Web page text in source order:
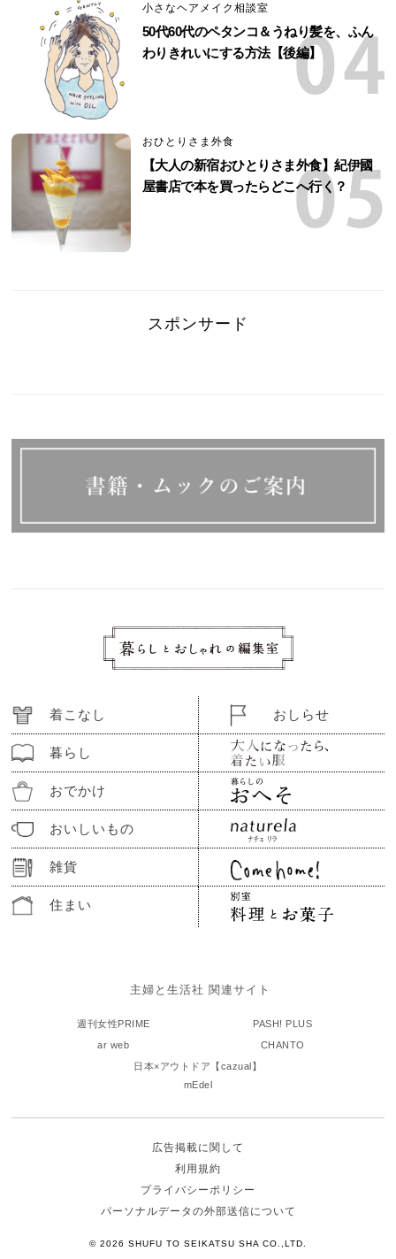
小さなヘアメイク相談室
50代60代のペタンコ＆うねり髪を、ふん
わりきれいにする方法【後編】
おひとりさま外食
【大人の新宿おひとりさま外食】紀伊國
屋書店で本を買ったらどこへ行く？
スポンサード
着こなし
暮らし
おでかけ
おいしいもの
雑貨
住まい
おしらせ
主婦と生活社 関連サイト
週刊女性PRIME
PASH! PLUS
ar web
CHANTO
日本×アウトドア【cazual】
mEdel
広告掲載に関して
利用規約
プライバシーポリシー
パーソナルデータの外部送信について
© 2026 SHUFU TO SEIKATSU SHA CO.,LTD.